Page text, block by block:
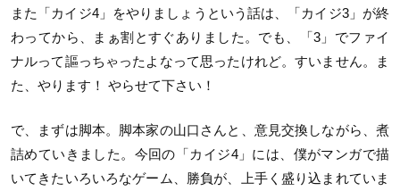
また「カイジ4」をやりましょうという話は、「カイジ3」が終
わってから、まぁ割とすぐありました。でも、「3」でファイ
ナルって謳っちゃったよなって思ったけれど。すいません。ま
た、やります！ やらせて下さい！
で、まずは脚本。脚本家の山口さんと、意見交換しながら、煮
詰めていきました。今回の「カイジ4」には、僕がマンガで描
いてきたいろいろなゲーム、勝負が、上手く盛り込まれていま